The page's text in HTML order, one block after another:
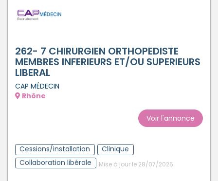
262- 7 CHIRURGIEN ORTHOPEDISTE
MEMBRES INFERIEURS ET/OU SUPERIEURS
LIBERAL
CAP MÉDECIN
Rhône
Voir l'annonce
Cessions/installation
Clinique
Collaboration libérale
Mise à jour le 28/07/2026